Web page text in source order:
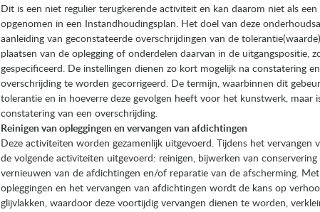
Dit is een niet regulier terugkerende activiteit en kan daarom niet als
opgenomen in een Instandhoudingsplan. Het doel van deze
aanleiding van geconstateerde overschrijdingen van de
plaatsen van de oplegging of onderdelen daarvan in de uitgangspositie,
gespecificeerd. De instellingen dienen zo kort mogelijk na constatering
overschrijding te worden gecorrigeerd. De termijn, waarbinnen dit
tolerantie en in hoeverre deze gevolgen heeft voor het kunstwerk, maar
constatering van een overschrijding.
Reinigen van opleggingen en vervangen van afdichtingen
Deze activiteiten worden gezamenlijk uitgevoerd. Tijdens het vervangen
de volgende activiteiten uitgevoerd: reinigen, bijwerken van
vernieuwen van de afdichtingen en/of reparatie van de afscherming.
opleggingen en het vervangen van afdichtingen wordt de kans op
glijvlakken, waardoor deze voortijdig vervangen dienen te worden,